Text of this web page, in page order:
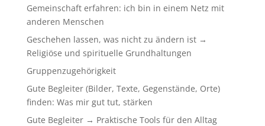
Gemeinschaft erfahren: ich bin in einem Netz mit
anderen Menschen
Geschehen lassen, was nicht zu ändern ist →
Religiöse und spirituelle Grundhaltungen
Gruppenzugehörigkeit
Gute Begleiter (Bilder, Texte, Gegenstände, Orte)
finden: Was mir gut tut, stärken
Gute Begleiter → Praktische Tools für den Alltag